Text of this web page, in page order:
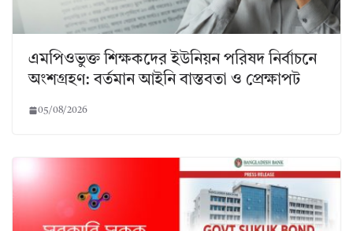
এমপিওভুক্ত শিক্ষকদের ইউনিয়ন পরিষদ নির্বাচনে
অংশগ্রহণ: বর্তমান আইনি বাস্তবতা ও প্রেক্ষাপট
05/08/2026